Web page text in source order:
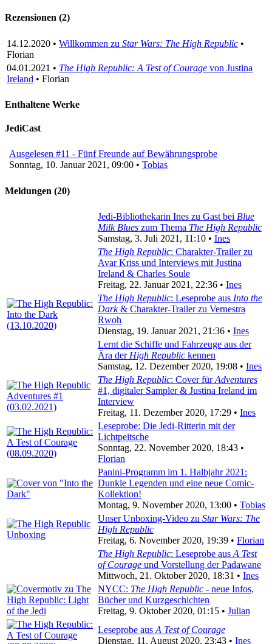
Rezensionen (2)
14.12.2020 • Willkommen zu Star Wars: The High Republic •
Florian
04.01.2021 • The High Republic: A Test of Courage von Justina
Ireland • Florian
Enthaltene Werke
JediCast
Ausgelesen #11 - Fünf Freunde auf Bewährungsprobe
Sonntag, 10. Januar 2021, 09:00 • Tobias
Meldungen (20)
Jedi-Bibliothekarin Ines zu Gast bei Blue
Milk Blues zum Thema The High Republic
Samstag, 3. Juli 2021, 11:10 • Ines
The High Republic: Charakter-Trailer zu
Avar Kriss und Interviews mit Justina
Ireland & Charles Soule
Freitag, 22. Januar 2021, 22:36 • Ines
The High Republic: Leseprobe aus Into the
Dark& Charakter-Trailer zu Vernestra
Rwoh
Dienstag, 19. Januar 2021, 21:36 • Ines
Lernt die Schiffe und Fahrzeuge aus der
Ära der High Republic kennen
Samstag, 12. Dezember 2020, 19:08 • Ines
The High Republic: Cover fürAdventures
#1, digitaler Sampler & Justina Ireland im
Interview
Freitag, 11. Dezember 2020, 17:29 • Ines
Leseprobe: Die Jedi-Ritterin mit der
Lichtpeitsche
Sonntag, 22. November 2020, 18:43 •
Florian
Panini-Programm im 1. Halbjahr 2021:
Dunkle Legenden und eine neue Comic-
Kollektion!
Montag, 9. November 2020, 13:00 • Tobias
Unser Unboxing-Video zu Star Wars: The
High Republic
Freitag, 6. November 2020, 19:39 • Florian
The High Republic: Leseprobe aus A Test
of Courage und Vorstellung der Padawane
Mittwoch, 21. Oktober 2020, 18:31 • Ines
NYCC: The High Republic - neue Infos,
Bücher und Kurzgeschichten
Freitag, 9. Oktober 2020, 01:15 • Julian
Leseprobe aus A Test of Courage
Dienstag, 11. August 2020, 23:43 • Ines